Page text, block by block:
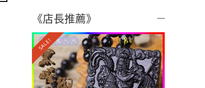
《店長推薦》
SALE!